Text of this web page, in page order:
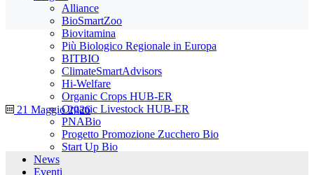
Alliance
BioSmartZoo
Biovitamina
Più Biologico Regionale in Europa
BITBIO
ClimateSmartAdvisors
Hi-Welfare
Organic Crops HUB-ER
Organic Livestock HUB-ER
PNABio
Progetto Promozione Zucchero Bio
Start Up Bio
News
Eventi
21 Maggio 2026